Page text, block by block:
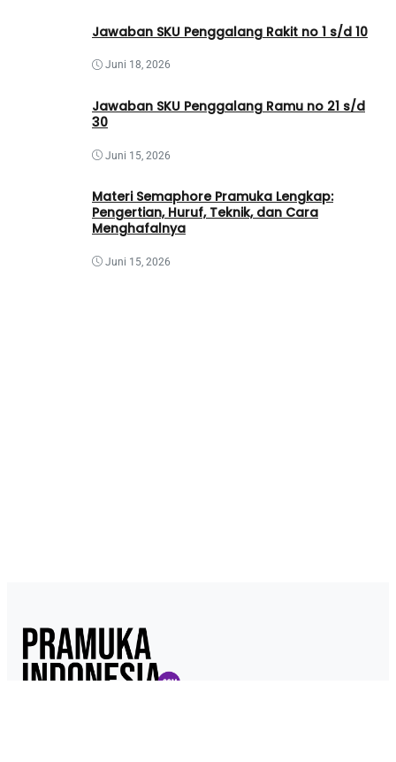
Jawaban SKU Penggalang Rakit no 1 s/d 10
Juni 18, 2026
Jawaban SKU Penggalang Ramu no 21 s/d
30
Juni 15, 2026
Materi Semaphore Pramuka Lengkap:
Pengertian, Huruf, Teknik, dan Cara
Menghafalnya
Juni 15, 2026